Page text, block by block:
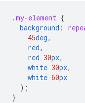
.my-element {
background :
45deg,
red,
red 30px,
white 30px,
white 60px
);
}